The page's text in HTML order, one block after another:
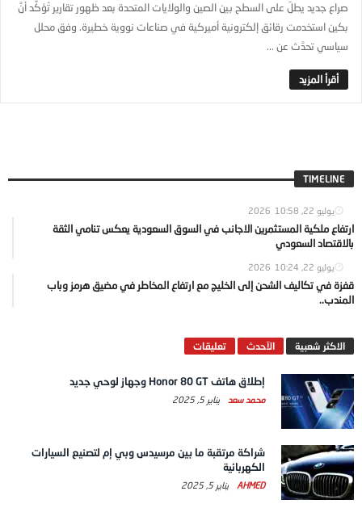
صراع جديد يطلّ على السطح بين الصين والولايات المتحدة بعد ظهور تقارير تُؤكِّد أنَّ
بكين استخدمت رقائق إلكترونية أميركية في صناعات نووية خطيرة. وفق محلل
سياسي تحدَّث عن ...
TIMELINE
يوليو 22, 2026 10:58
ارتفاع ملكية المستثمرين الاجانب في السوق السعودية يعكس تنامي الثقة
بالاقتصاد السعودي
يوليو 22, 2026 10:24
قفزة في تكاليف الشحن إلى الخليج مع ارتفاع المخاطر في مضيق هرمز وباب
المندب..
الاكثر شعبية الآحدث تعليقات
إطلاق هاتف Honor 80 GT وجهاز لوحي جديد
محمد سعد يناير 5, 2025
شراكة مرتقبة ما بين مرسيدس وبي إم لتصنيع السيارات
الكهربائية
AHMED يناير 5, 2025